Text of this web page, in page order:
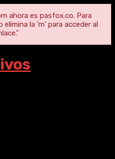
ahora es pasfox.co. Para
la 'm' para acceder al